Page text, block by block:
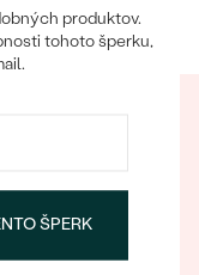
produktov.
tohoto šperku,
ŠPERK